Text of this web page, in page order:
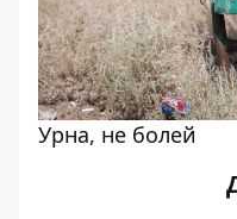
Урна, не болей